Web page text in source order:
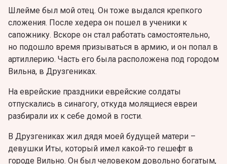
Шлейме был мой отец. Он тоже выдался крепкого
сложения. После хедера он пошел в ученики к
сапожнику. Вскоре он стал работать самостоятельно,
но подошло время призываться в армию, и он попал в
артиллерию. Часть его была расположена под городом
Вильна, в Друзгениках.
На еврейские праздники еврейские солдаты
отпускались в синагогу, откуда молящиеся евреи
разбирали их к себе домой в гости.
В Друзгениках жил дядя моей будущей матери –
девушки Иты, который имел какой-то гешефт в
городе Вильно. Он был человеком довольно богатым,